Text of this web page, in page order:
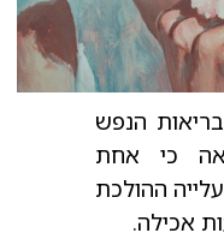
הנפש
כי אחת
ההולכת
אכילה.